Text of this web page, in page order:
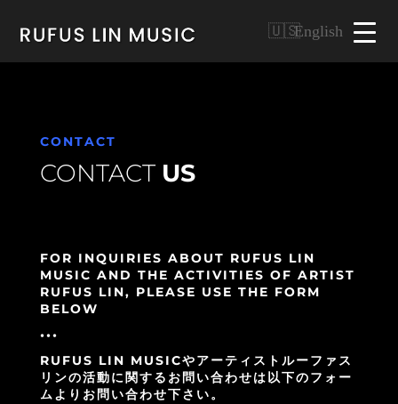
English
CONTACT
CONTACT US
FOR INQUIRIES ABOUT RUFUS LIN
MUSIC AND THE ACTIVITIES OF ARTIST
RUFUS LIN, PLEASE USE THE FORM
BELOW
•••
RUFUS LIN MUSICやアーティストルーファス
リンの活動に関するお問い合わせは以下のフォー
ムよりお問い合わせ下さい。